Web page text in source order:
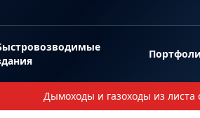
Дымоходы и газоходы из